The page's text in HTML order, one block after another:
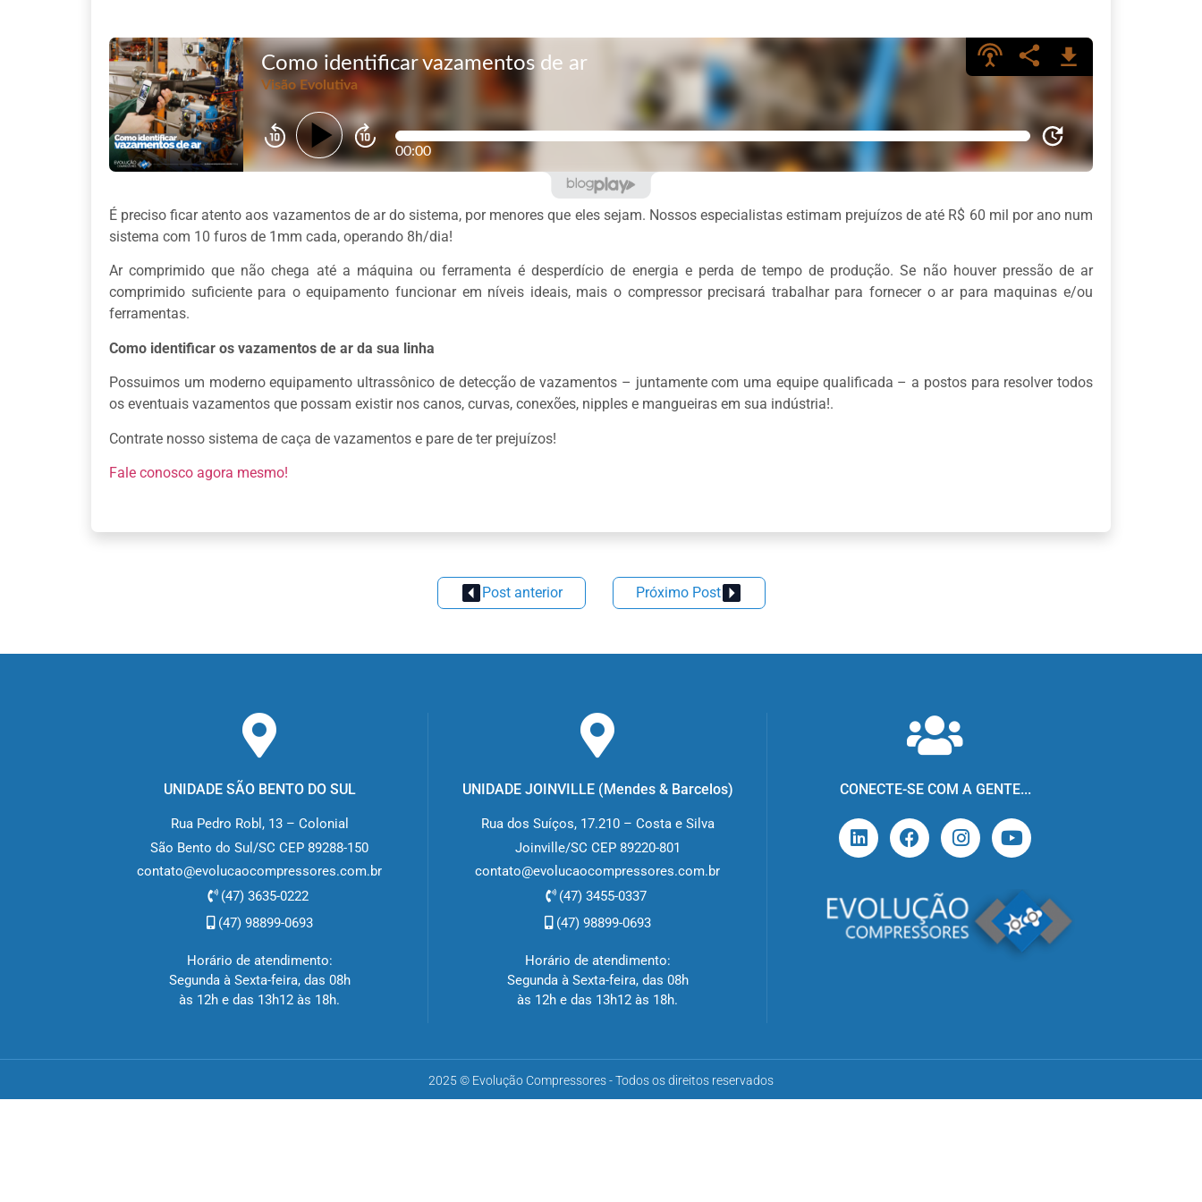
É preciso ficar atento aos vazamentos de ar do sistema, por menores que eles sejam. Nossos especialistas estimam prejuízos de até R$ 60 mil por ano num
sistema com 10 furos de 1mm cada, operando 8h/dia!
Ar comprimido que não chega até a máquina ou ferramenta é desperdício de energia e perda de tempo de produção. Se não houver pressão de ar
comprimido suficiente para o equipamento funcionar em níveis ideais, mais o compressor precisará trabalhar para fornecer o ar para maquinas e/ou
ferramentas.
Como identificar os vazamentos de ar da sua linha
Possuimos um moderno equipamento ultrassônico de detecção de vazamentos – juntamente com uma equipe qualificada – a postos para resolver todos
os eventuais vazamentos que possam existir nos canos, curvas, conexões, nipples e mangueiras em sua indústria!.
Contrate nosso sistema de caça de vazamentos e pare de ter prejuízos!
Fale conosco agora mesmo!
Post anterior Próximo Post
UNIDADE SÃO BENTO DO SUL
Rua Pedro Robl, 13 – Colonial
São Bento do Sul/SC CEP 89288-150
contato@evolucaocompressores.com.br
(47) 3635-0222
(47) 98899-0693
Horário de atendimento:
Segunda à Sexta-feira, das 08h
às 12h e das 13h12 às 18h.
UNIDADE JOINVILLE (Mendes & Barcelos)
Rua dos Suíços, 17.210 – Costa e Silva
Joinville/SC CEP 89220-801
contato@evolucaocompressores.com.br
(47) 3455-0337
(47) 98899-0693
Horário de atendimento:
Segunda à Sexta-feira, das 08h
às 12h e das 13h12 às 18h.
CONECTE-SE COM A GENTE...
2025 © Evolução Compressores - Todos os direitos reservados